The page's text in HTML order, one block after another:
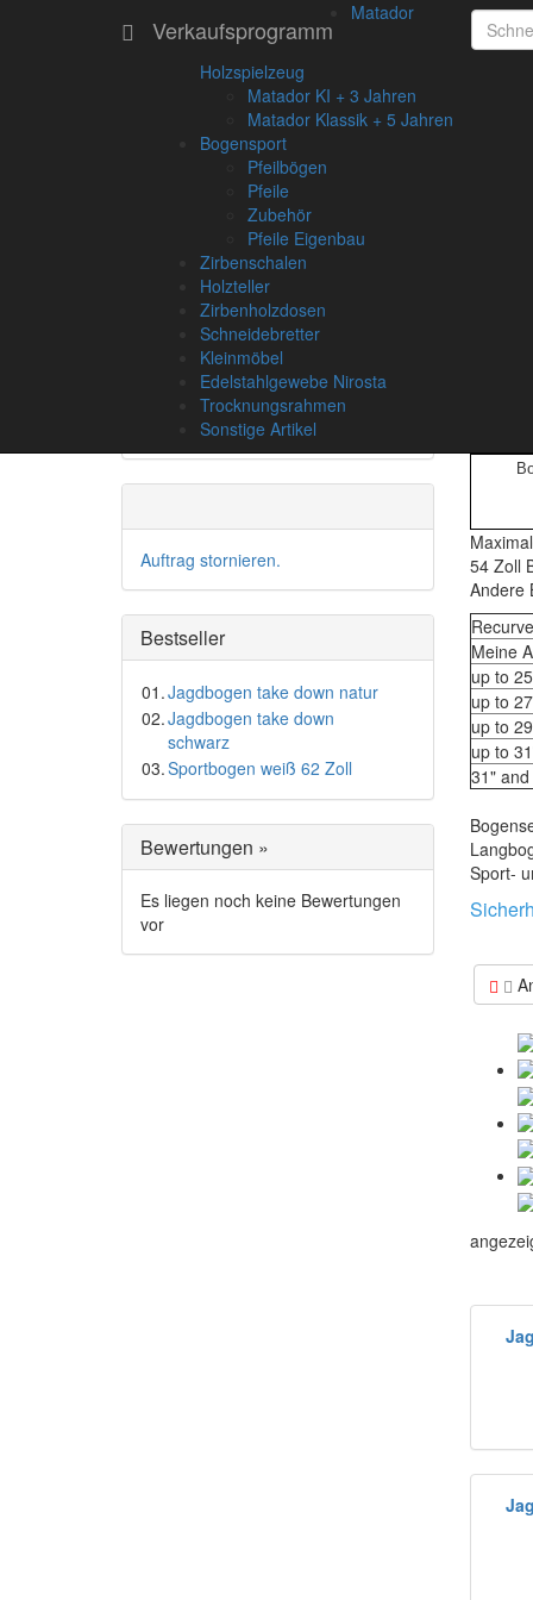
Verkaufsprogramm
Matador
Holzspielzeug
Matador KI + 3 Jahren
Matador Klassik + 5 Jahren
Bogensport
Pfeilbögen
Pfeile
Zubehör
Pfeile Eigenbau
Zirbenschalen
Holzteller
Zirbenholzdosen
Schneidebretter
Kleinmöbel
Edelstahlgewebe Nirosta
Trocknungsrahmen
Sonstige Artikel
54 Zoll
Andere
Meine
up to
up to
up to
up to
31"
Sport-
Informationen
Liefer- und Versandkosten
Bogensport Info
Gebrauchsanleitung Jagdbogen
Gebrauchsanleitung Sportbogen
Empfehlenswerte Links
Impressum
Privatsphäre / Datenschutz
Unsere AGB's
Rücktritts- Widerrufsrecht
Auftrag stornieren.
Bestseller
01.Jagdbogen take down natur
02.Jagdbogen take down
schwarz
03.Sportbogen weiß 62 Zoll
Bewertungen »
Es liegen noch keine Bewertungen
vor